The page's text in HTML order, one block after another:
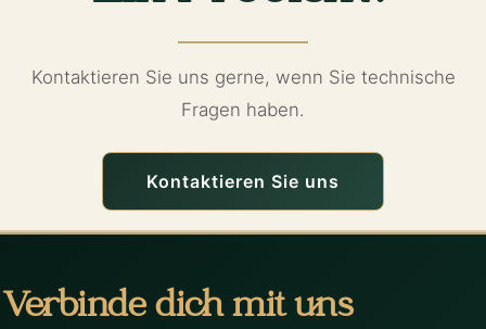
Kontaktieren Sie uns gerne, wenn Sie technische
Fragen haben.
Kontaktieren Sie uns
Verbinde dich mit uns